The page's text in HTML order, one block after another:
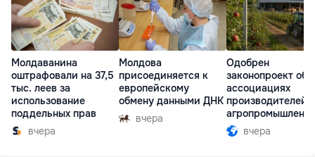
Молдаванина
оштрафовали на 37,5
тыс. леев за
использование
поддельных прав
вчера
Молдова
присоединяется к
европейскому
обмену данными ДНК
вчера
Одобрен
законопроект об
ассоциациях
производителей в
комплексе
вчера